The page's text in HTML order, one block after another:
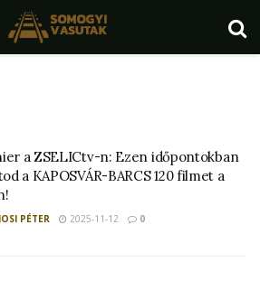
a ZSELICtv-n: Ezen időpontokban
a KAPOSVÁR-BARCS 120 filmet a
PÉTER 2025-11-12 0